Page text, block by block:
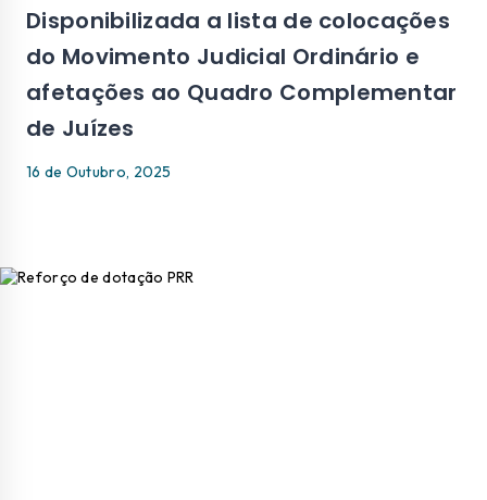
Disponibilizada a lista de colocações
do Movimento Judicial Ordinário e
afetações ao Quadro Complementar
de Juízes
16 de Outubro, 2025